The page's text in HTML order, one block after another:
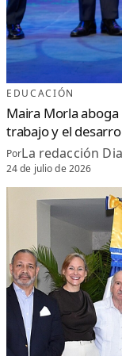
EDUCACIÓN
Maira Morla
trabajo y el
PorLa redacción
24 de julio de 2026